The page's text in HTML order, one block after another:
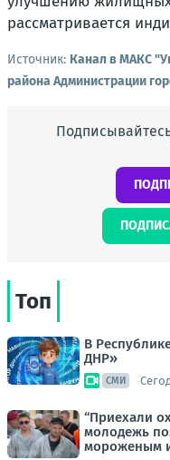
рассматривается
Источник: Канал в МАКС
района Администрации
Топ
В
ДНР»
СМИ
“Приехали
молодежь
мороженым